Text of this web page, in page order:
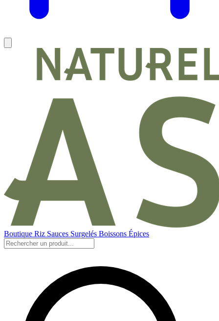
Boutique Riz Sauces Surgelés Boissons Épices